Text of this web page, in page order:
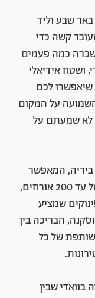
שבע וליד
קשה כדי
כמה פעמים
ושטח אידיאלי
שיאפשרו לכם
השמועה על המקום
לא שמעתם על
ביריה, המאפשר
חתונה רומנטית ואינטימית, לאירועים של עד 200 אורחים,
שמציע
הבריכה בין
של כל
בוואדי שבין